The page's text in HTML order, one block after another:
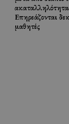
Επηρεάζονται
μαθητές